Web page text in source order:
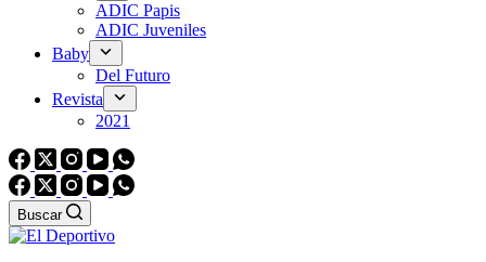
ADIC Papis
ADIC Juveniles
Baby
Del Futuro
Revista
2021
Buscar